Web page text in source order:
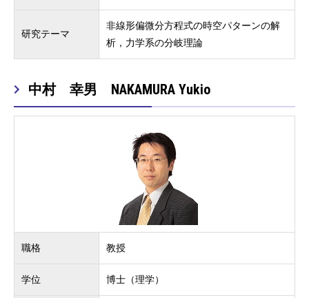
研究テーマ
非線形偏微分方程式の時空パターンの解
析，力学系の分岐理論
中村 幸男 NAKAMURA Yukio
職格 教授
学位 博士（理学）